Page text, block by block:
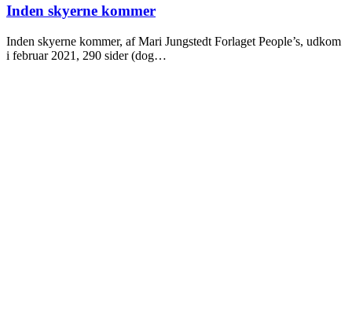
2021
Inden skyerne kommer
Inden skyerne kommer, af Mari Jungstedt Forlaget People’s, udkom
i februar 2021, 290 sider (dog…